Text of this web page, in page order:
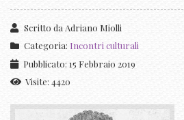
Scritto da Adriano Miolli
Categoria: Incontri culturali
Pubblicato: 15 Febbraio 2019
Visite: 4420